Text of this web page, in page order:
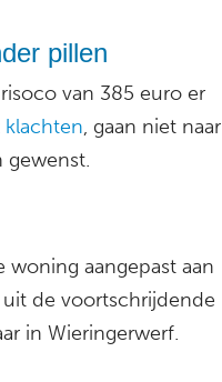
pillen
van 385 euro er
klachten, gaan niet naar
gewenst.
woning aangepast aan
de voortschrijdende
in Wieringerwerf.